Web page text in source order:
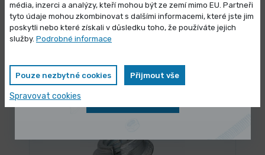
Matice nábytkářská do dřeva
1,132 Kč / ks
1,369 Kč s DPH
Vybrat variantu
OCEL
média, inzerci a analýzy, kteří mohou být ze zemí mimo EU. Partneři
tyto údaje mohou zkombinovat s dalšími informacemi, které jste jim
poskytli nebo které získali v důsledku toho, že používáte jejich
služby. Podrobné informace
Pouze nezbytné cookies Přijmout vše
Spravovat cookies
Výprodej skladových zásob
Vybrané produkty nyní pořídíte za